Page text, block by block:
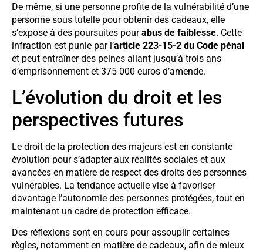
De même, si une personne profite de la vulnérabilité d’une
personne sous tutelle pour obtenir des cadeaux, elle
s’expose à des poursuites pourabus de faiblesse. Cette
infraction est punie par l’article 223-15-2 du Code pénal
et peut entraîner des peines allant jusqu’à trois ans
d’emprisonnement et 375 000 euros d’amende.
L’évolution du droit et les
perspectives futures
Le droit de la protection des majeurs est en constante
évolution pour s’adapter aux réalités sociales et aux
avancées en matière de respect des droits des personnes
vulnérables. La tendance actuelle vise à favoriser
davantage l’autonomie des personnes protégées, tout en
maintenant un cadre de protection efficace.
Des réflexions sont en cours pour assouplir certaines
règles, notamment en matière de cadeaux, afin de mieux